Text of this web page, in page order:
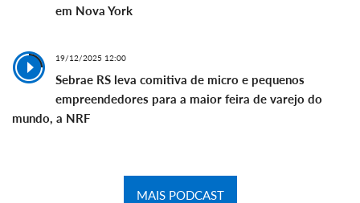
em Nova York
19/12/2025 12:00
Sebrae RS leva comitiva de micro e pequenos
empreendedores para a maior feira de varejo do
mundo, a NRF
MAIS PODCAST